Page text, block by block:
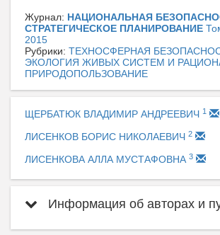
Журнал: НАЦИОНАЛЬНАЯ
СТРАТЕГИЧЕСКОЕ ПЛАНИРОВАНИЕ
2015
Рубрики: ТЕХНОСФЕРНАЯ
ЭКОЛОГИЯ ЖИВЫХ СИСТЕМ И
ПРИРОДОПОЛЬЗОВАНИЕ
ЩЕРБАТЮК ВЛАДИМИР АНДРЕЕВИЧ 1
ЛИСЕНКОВ БОРИС НИКОЛАЕВИЧ 2
ЛИСЕНКОВА АЛЛА МУСТАФОВНА 3
Информация об авторах и